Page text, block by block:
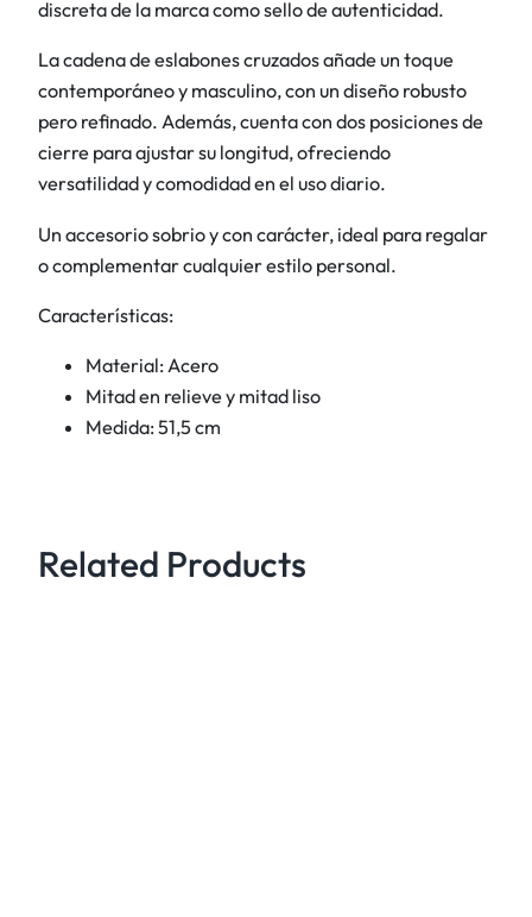
t
i
d
discreta de la marca como sello de autenticidad.
La cadena de eslabones cruzados añade un toque
contemporáneo y masculino, con un diseño robusto
pero refinado. Además, cuenta con dos posiciones de
cierre para ajustar su longitud, ofreciendo
versatilidad y comodidad en el uso diario.
Un accesorio sobrio y con carácter, ideal para regalar
o complementar cualquier estilo personal.
Características:
Material: Acero
Mitad en relieve y mitad liso
Medida: 51,5 cm
Related Products